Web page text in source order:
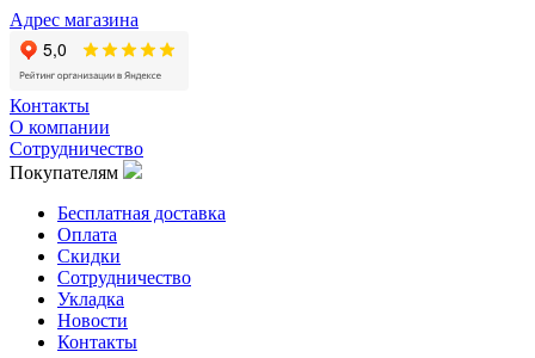
Адрес магазина
Контакты
О компании
Сотрудничество
Покупателям
Бесплатная доставка
Оплата
Скидки
Сотрудничество
Укладка
Новости
Контакты